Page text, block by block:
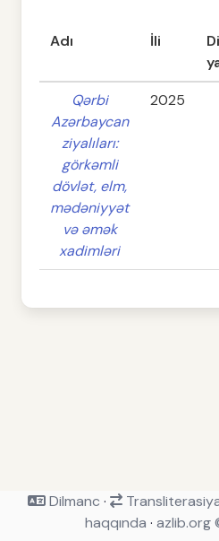
Adı İli
Qərbi
Azərbaycan
ziyalıları:
görkəmli
dövlət, elm,
mədəniyyət
və əmək
xadimləri
2025
Dilmanc ·
haqqında · azlib.org